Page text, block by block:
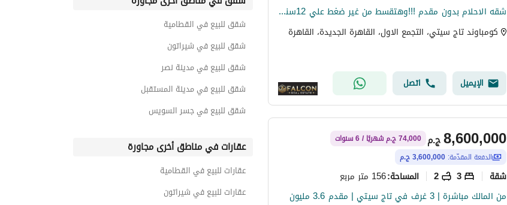
شقه الاحلام بدون مقدم !!!وهتقسط من غير ضغط علي 12سنه!!! اميز شقه في اميز لوكيشن باميز فيو في الكمبوند اوفر مش هيتكرر والسعر لقطه
كومباوند تاج سيتي، التجمع الاول، القاهرة الجديدة، القاهرة
الإيميل اتصل
ج.م8,600,000
74,000 ج.م شهريًا / 6 سنوات
الدفعة المقدّمة: 3,600,000 ج.م
شقة 3
2 المساحة:156 متر مربع
من المالك مباشرة | 3 غرف في تاج سيتي | مقدم 3.6 مليون
شقق للبيع في ايريس سوان ليك ريزيدنس
شقق للبيع في البنفسج 6
شقق للبيع في القطامية
شقق للبيع في شيراتون
شقق للبيع في مدينة نصر
شقق للبيع في مدينة المستقبل
شقق للبيع في جسر السويس
عقارات في مناطق أخرى مجاورة
عقارات للبيع في القطامية
عقارات للبيع في شيراتون